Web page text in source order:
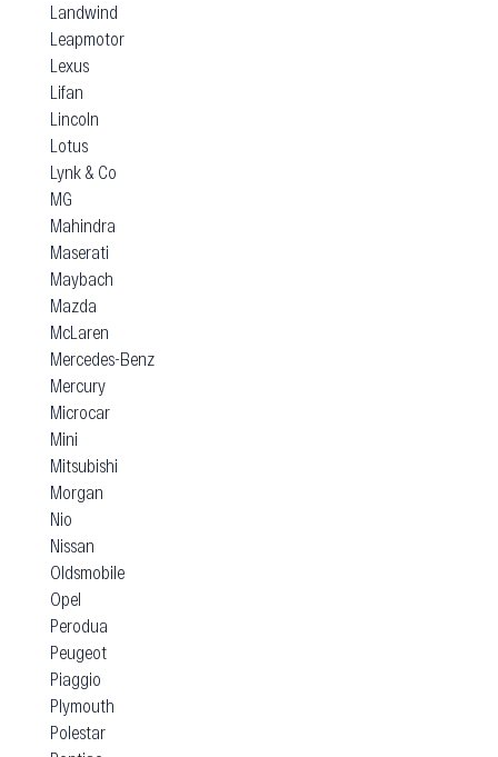
Landwind
Leapmotor
Lexus
Lifan
Lincoln
Lotus
Lynk & Co
MG
Mahindra
Maserati
Maybach
Mazda
McLaren
Mercedes-Benz
Mercury
Microcar
Mini
Mitsubishi
Morgan
Nio
Nissan
Oldsmobile
Opel
Perodua
Peugeot
Piaggio
Plymouth
Polestar